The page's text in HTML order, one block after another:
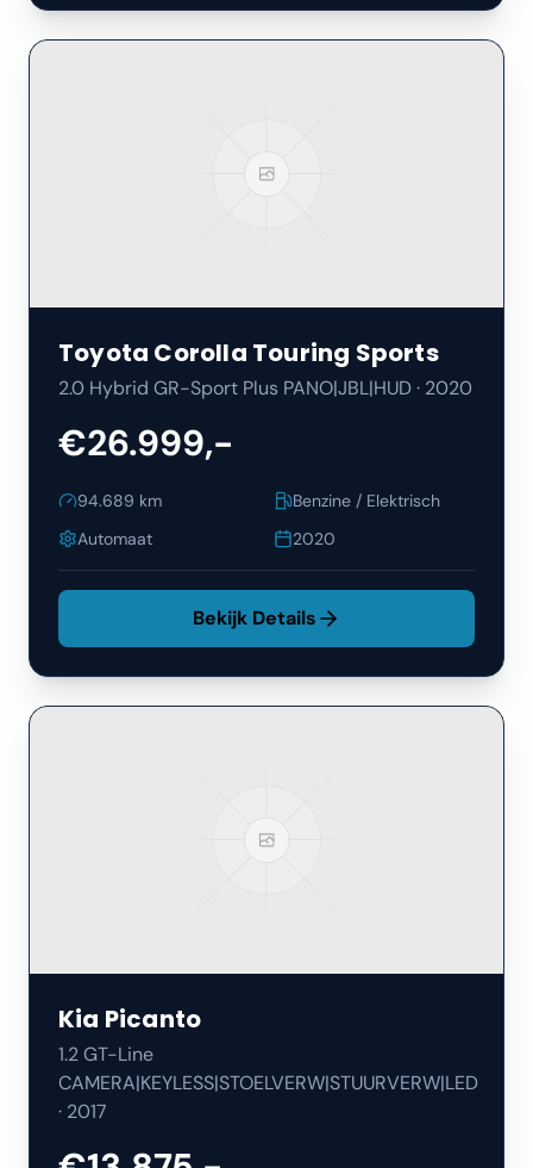
Toyota Corolla Touring Sports
2.0 Hybrid GR-Sport Plus PANO|JBL|HUD· 2020
€26.999,-
94.689 km
Benzine / Elektrisch
Automaat
2020
Bekijk Details
Kia Picanto
1.2 GT-Line
CAMERA|KEYLESS|STOELVERW|STUURVERW|LED
· 2017